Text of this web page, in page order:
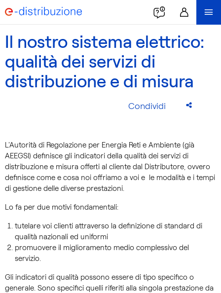
Il nostro sistema elettrico:
qualità dei servizi di
distribuzione e di misura
Condividi
L'Autorità di Regolazione per Energia Reti e Ambiente (già
AEEGSI) definisce gli indicatori della qualità dei servizi di
distribuzione e misura offerti al cliente dal Distributore, ovvero
definisce come e cosa noi offriamo a voi e le modalità e i tempi
di gestione delle diverse prestazioni.
Lo fa per due motivi fondamentali:
tutelare voi clienti attraverso la definizione di standard di
qualità nazionali ed uniformi
promuovere il miglioramento medio complessivo del
servizio.
Gli indicatori di qualità possono essere di tipo specifico o
generale. Sono specifici quelli riferiti alla singola prestazione da